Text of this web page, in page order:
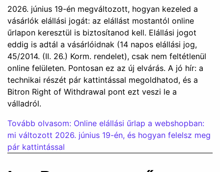
2026. június 19-én megváltozott, hogyan kezeled a
vásárlók elállási jogát: az elállást mostantól online
űrlapon keresztül is biztosítanod kell. Elállási jogot
eddig is adtál a vásárlóidnak (14 napos elállási jog,
45/2014. (II. 26.) Korm. rendelet), csak nem feltétlenül
online felületen. Pontosan ez az új elvárás. A jó hír: a
technikai részét pár kattintással megoldhatod, és a
Bitron Right of Withdrawal pont ezt veszi le a
válladról.
Tovább olvasom: Online elállási űrlap a webshopban:
mi változott 2026. június 19-én, és hogyan felelsz meg
pár kattintással